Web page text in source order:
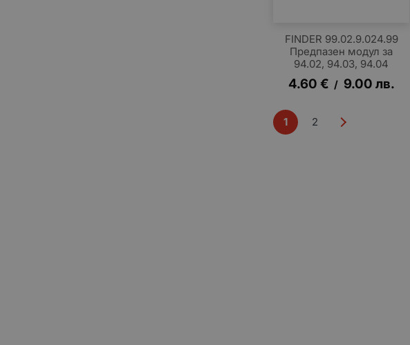
FINDER 99.02.9.024.99
Предпазен модул за
94.02, 94.03, 94.04
4.60 € / 9.00 лв.
1 2